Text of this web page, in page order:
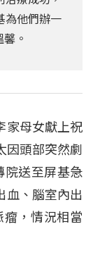
為他們辦一
。
家母女獻上祝
因頭部突然劇
院送至屏基急
血、腦室內出
，情況相當